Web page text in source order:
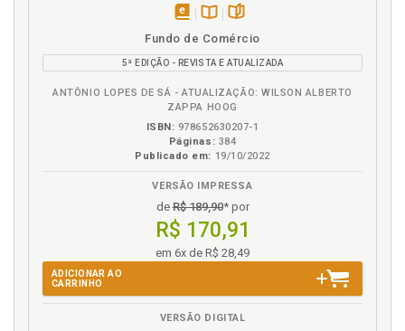
disponível
eBook
Disponível
B.V.
páginas
Fundo de Comércio
5ª EDIÇÃO - REVISTA E ATUALIZADA
ANTÔNIO LOPES DE SÁ - ATUALIZAÇÃO: WILSON ALBERTO
ZAPPA HOOG
ISBN: 978652630207-1
Páginas: 384
Publicado em: 19/10/2022
VERSÃO IMPRESSA
deR$ 189,90* por
R$ 170,91
em 6x de R$ 28,49
ADICIONAR AO
CARRINHO
VERSÃO DIGITAL